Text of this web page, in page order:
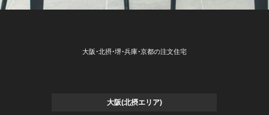
大阪・北摂・堺・兵庫・京都の注文住宅
大阪(北摂エリア)